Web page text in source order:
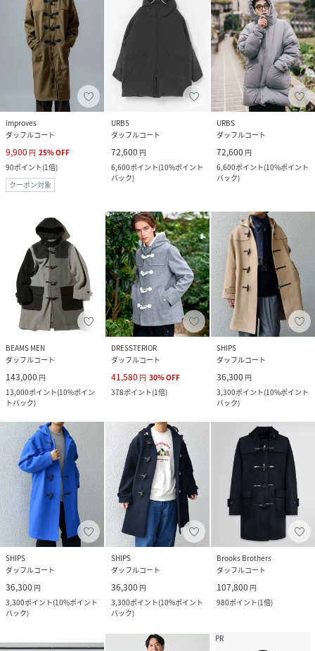
improves
ダッフルコート
9,900 円 25%OFF
90ポイント(1倍)
クーポン対象
URBS
ダッフルコート
72,600 円
6,600ポイント(10%ポイント
バック)
URBS
ダッフルコート
72,600 円
6,600ポイント(10%ポイント
バック)
BEAMS MEN
ダッフルコート
143,000 円
13,000ポイント(10%ポイン
トバック)
DRESSTERIOR
ダッフルコート
41,580 円 30%OFF
378ポイント(1倍)
SHIPS
ダッフルコート
36,300 円
3,300ポイント(10%ポイント
バック)
SHIPS
ダッフルコート
36,300 円
3,300ポイント(10%ポイント
バック)
SHIPS
ダッフルコート
36,300 円
3,300ポイント(10%ポイント
バック)
Brooks Brothers
ダッフルコート
107,800 円
980ポイント(1倍)
PR